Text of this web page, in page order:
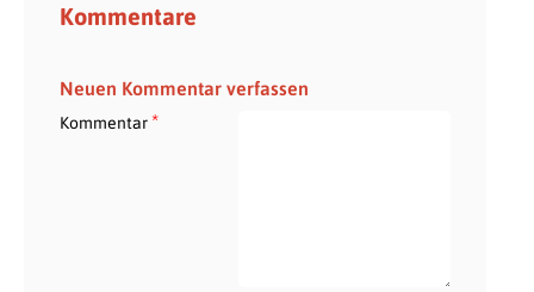
Kommentare
Neuen Kommentar verfassen
Kommentar*